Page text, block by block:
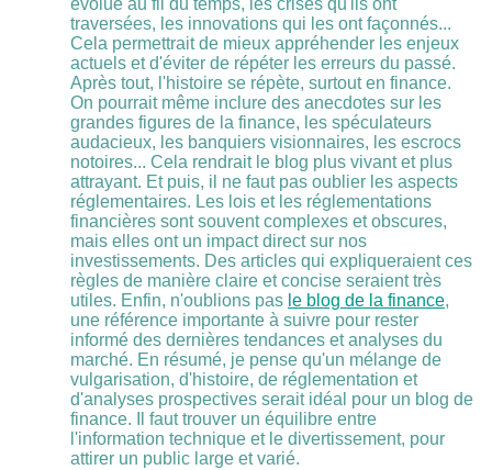
évolué au fil du temps, les crises qu'ils ont
traversées, les innovations qui les ont façonnés...
Cela permettrait de mieux appréhender les enjeux
actuels et d'éviter de répéter les erreurs du passé.
Après tout, l'histoire se répète, surtout en finance.
On pourrait même inclure des anecdotes sur les
grandes figures de la finance, les spéculateurs
audacieux, les banquiers visionnaires, les escrocs
notoires... Cela rendrait le blog plus vivant et plus
attrayant. Et puis, il ne faut pas oublier les aspects
réglementaires. Les lois et les réglementations
financières sont souvent complexes et obscures,
mais elles ont un impact direct sur nos
investissements. Des articles qui expliqueraient ces
règles de manière claire et concise seraient très
utiles. Enfin, n'oublions pas le blog de la finance,
une référence importante à suivre pour rester
informé des dernières tendances et analyses du
marché. En résumé, je pense qu'un mélange de
vulgarisation, d'histoire, de réglementation et
d'analyses prospectives serait idéal pour un blog de
finance. Il faut trouver un équilibre entre
l'information technique et le divertissement, pour
attirer un public large et varié.